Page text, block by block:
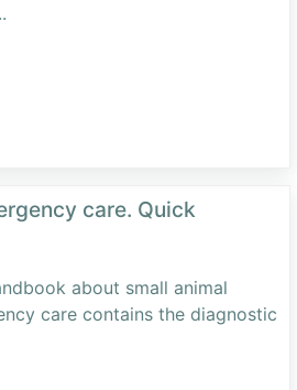
care. Quick
about small animal
care contains the diagnostic